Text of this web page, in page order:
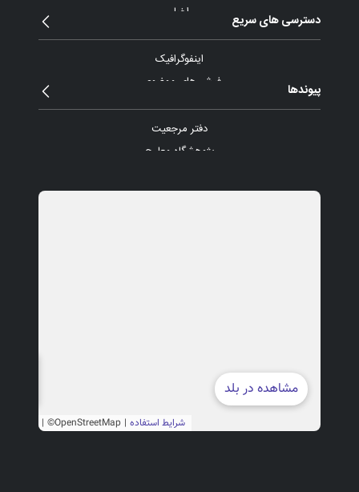
اخبار
بیانات
پیام ها و نامه ها
دسترسی های سریع
اینفوگرافیک
فیش های موضوعی
آرشیو ویدئو
پادکست
پیوندها
دفتر مرجعیت
پژوهشگاه معارج
پایگاه اطلاع رسانی اسراء